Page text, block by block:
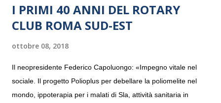
I PRIMI 40 ANNI DEL ROTARY
CLUB ROMA SUD-EST
ottobre 08, 2018
Il neopresidente Federico Capoluongo: «Impegno vitale nel
sociale. Il progetto Polioplus per debellare la poliomelite nel
mondo, ippoterapia per i malati di Sla, attività sanitaria in